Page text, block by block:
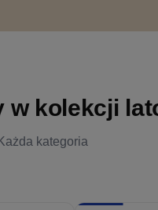
w kolekcji
kategoria